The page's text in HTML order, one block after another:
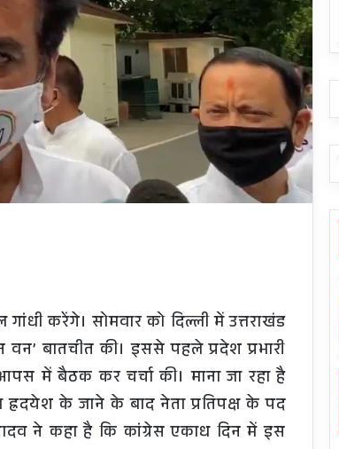
करेंगे। सोमवार को दिल्ली में उत्तराखंड
बातचीत की। इससे पहले प्रदेश प्रभारी
में बैठक कर चर्चा की। माना जा रहा है
ह्रदयेश के जाने के बाद नेता प्रतिपक्ष के पद
ने कहा है कि कांग्रेस एकाध दिन में इस